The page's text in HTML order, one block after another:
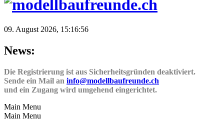
09. August 2026, 15:16:56
News:
Die Registrierung ist aus Sicherheitsgründen deaktiviert.
Sende ein Mail an info@modellbaufreunde.ch
und ein Zugang wird umgehend eingerichtet.
Main Menu
Main Menu